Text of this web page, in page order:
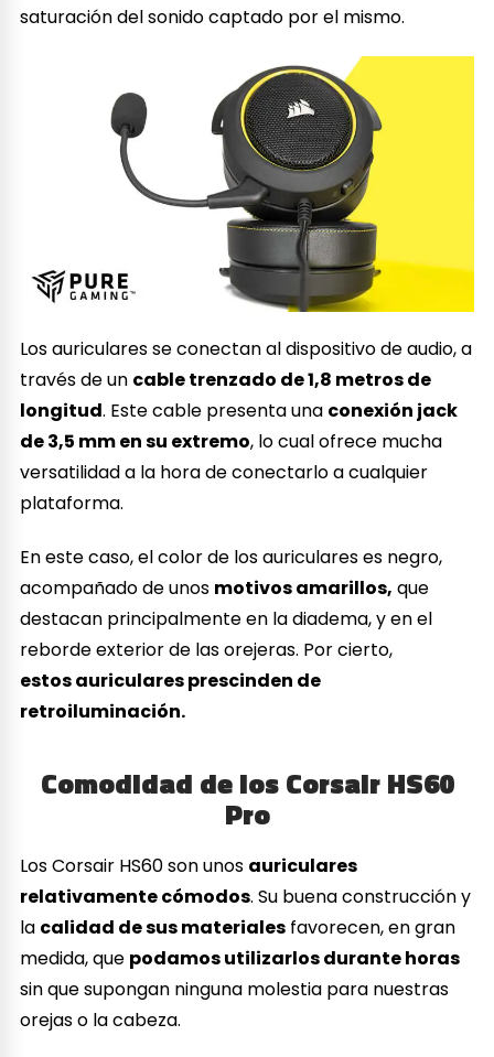
saturación del sonido captado por el mismo.
Los auriculares se conectan al dispositivo de audio, a
través de un cable trenzado de 1,8 metros de
longitud. Este cable presenta una conexión jack
de 3,5 mm en su extremo, lo cual ofrece mucha
versatilidad a la hora de conectarlo a cualquier
plataforma.
En este caso, el color de los auriculares es negro,
acompañado de unos motivos amarillos, que
destacan principalmente en la diadema, y en el
reborde exterior de las orejeras. Por cierto,
estos auriculares prescinden de
retroiluminación.
Comodidad de los Corsair HS60
Pro
Los Corsair HS60 son unos auriculares
relativamente cómodos. Su buena construcción y
la calidad de sus materiales favorecen, en gran
medida, que podamos utilizarlos durante horas
sin que supongan ninguna molestia para nuestras
orejas o la cabeza.